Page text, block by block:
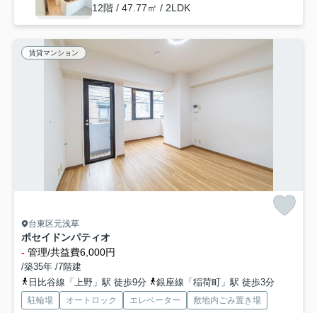
12階 / 47.77㎡ / 2LDK
賃貸マンション
台東区元浅草
ポセイドンパティオ
- 管理/共益費6,000円
/築35年 /7階建
日比谷線「上野」駅 徒歩9分
銀座線「稲荷町」駅 徒歩3分
駐輪場 オートロック エレベーター 敷地内ごみ置き場